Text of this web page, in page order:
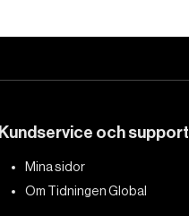
Kundservice och support
Mina sidor
Om Tidningen Global